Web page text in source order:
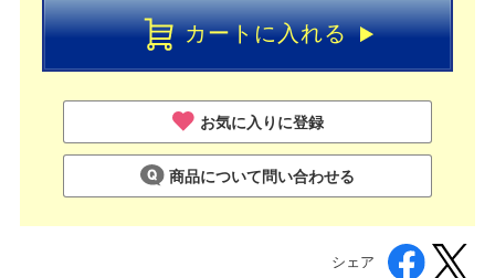
カートに入れる
お気に入りに登録
商品について問い合わせる
シェア